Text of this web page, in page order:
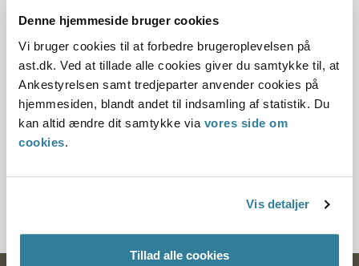
Denne hjemmeside bruger cookies
Vi bruger cookies til at forbedre brugeroplevelsen på
ast.dk. Ved at tillade alle cookies giver du samtykke til, at
Ankestyrelsen samt tredjeparter anvender cookies på
hjemmesiden, blandt andet til indsamling af statistik. Du
kan altid ændre dit samtykke via vores side om
cookies.
Vis detaljer
Tillad alle cookies
Offentliggørelsesdato
10.07.2013
Paragraf
§ 112 § 97 § 5